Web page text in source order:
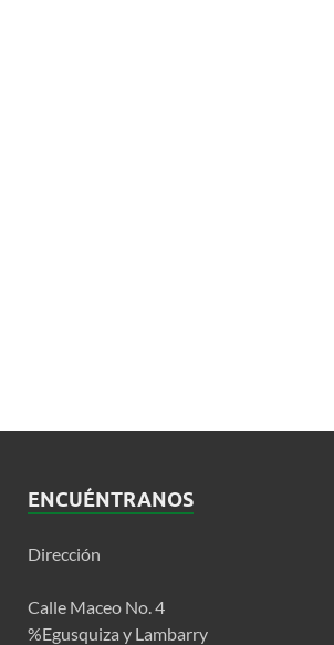
ENCUÉNTRANOS
Dirección
Calle Maceo No. 4
%Egusquiza y Lambarry